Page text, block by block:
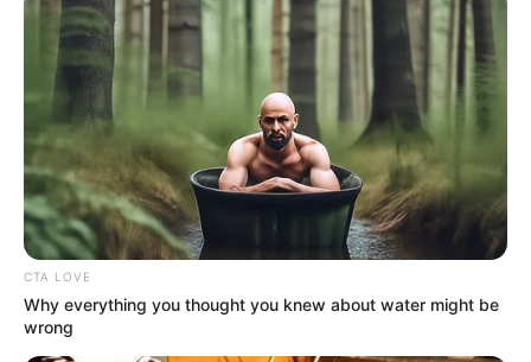
Το τέρας που ζει στις υπόγειες στοές
CTA LOVE
Why everything you thought you knew about water might be
wrong